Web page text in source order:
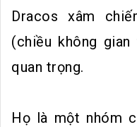
Dracos xâm
(chiều không
quan trọng.
Họ là một nhóm